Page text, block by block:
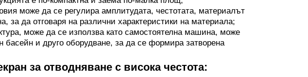
може да се регулира амплитудата, честотата, материалът
за да отговаря на различни характеристики на материала;
може да се използва като самостоятелна машина, може
и друго оборудване, за да се формира затворена
за отводняване с висока честота: